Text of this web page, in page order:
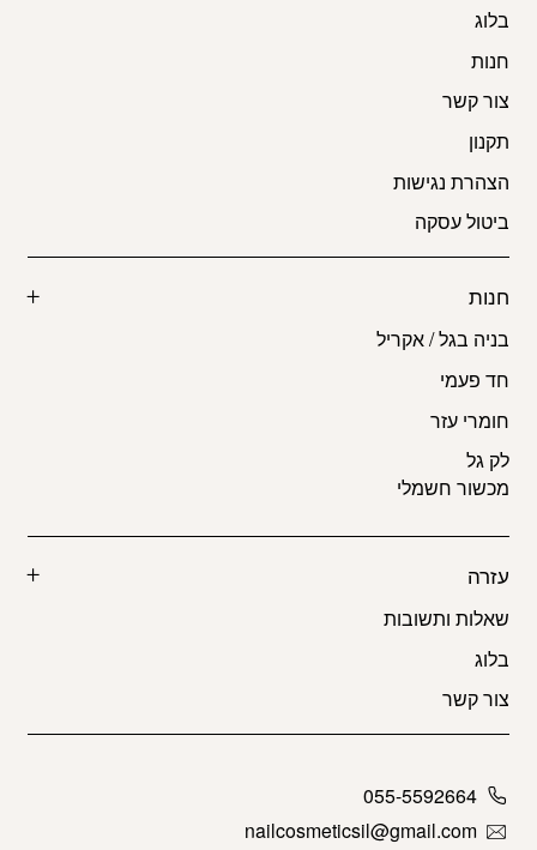
בלוג
חנות
צור קשר
תקנון
הצהרת נגישות
ביטול עסקה
חנות
בניה בגל / אקריל
חד פעמי
חומרי עזר
לק גל
מכשור חשמלי
עזרה
שאלות ותשובות
בלוג
צור קשר
055-5592664
nailcosmeticsil@gmail.com